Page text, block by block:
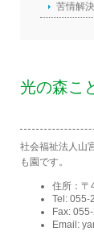
苦情解
光の森こ
社会福祉法人山
も園です。
住所：
Tel: 055-
Fax:
Email: